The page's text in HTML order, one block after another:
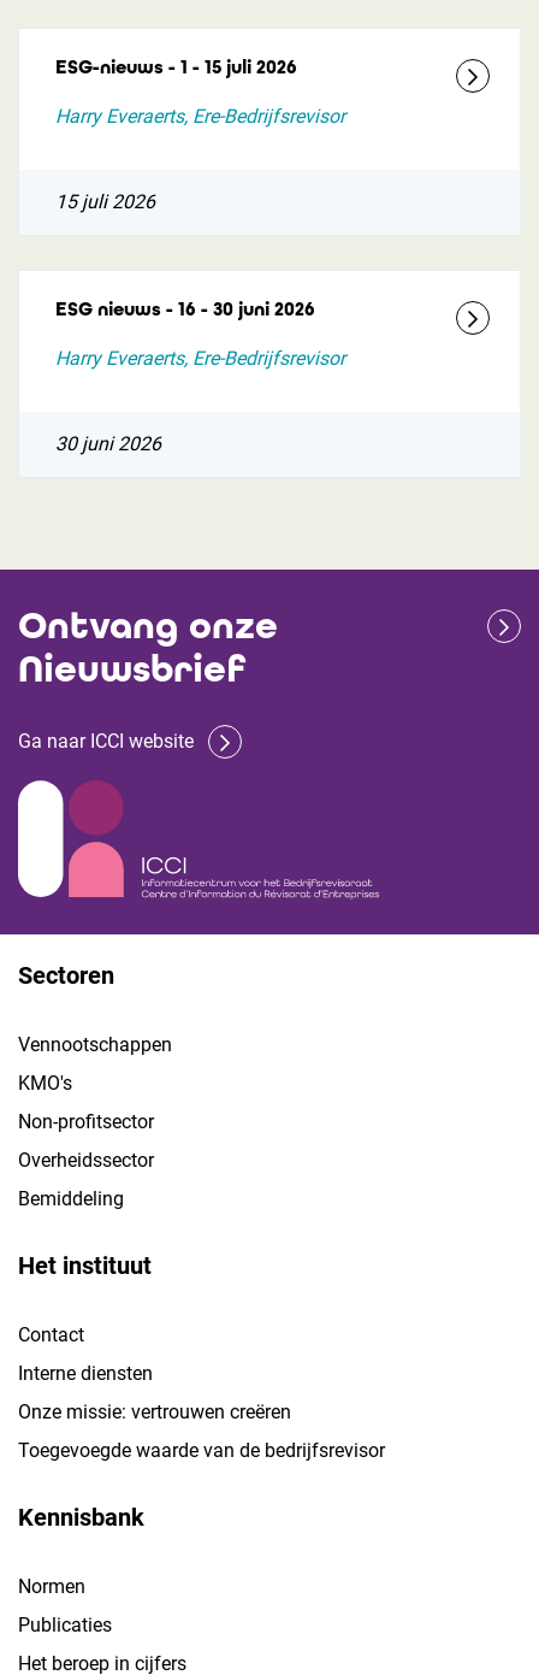
ESG-nieuws - 1 - 15 juli 2026
Harry Everaerts, Ere-Bedrijfsrevisor
15 juli 2026
ESG nieuws - 16 - 30 juni 2026
Harry Everaerts, Ere-Bedrijfsrevisor
30 juni 2026
Ontvang onze
Nieuwsbrief
Ga naar ICCI website
Sectoren
Vennootschappen
KMO's
Non-profitsector
Overheidssector
Bemiddeling
Het instituut
Contact
Interne diensten
Onze missie: vertrouwen creëren
Toegevoegde waarde van de bedrijfsrevisor
Kennisbank
Normen
Publicaties
Het beroep in cijfers